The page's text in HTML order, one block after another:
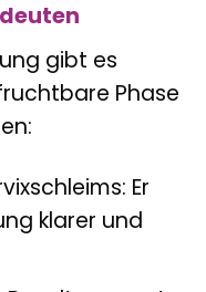
gibt es
Phase
Er
klarer und